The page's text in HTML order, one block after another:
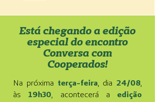
Está chegando a edição
especial do encontro
Conversa com
Cooperados!
Na próxima terça-feira, dia 24/08,
às 19h30, acontecerá a edição